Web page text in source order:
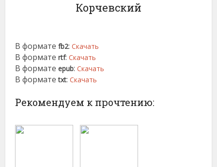
Корчевский
В форматеfb2:Скачать
В форматеrtf:Скачать
В форматеepub:Скачать
В форматеtxt:Скачать
Рекомендуем к прочтению: